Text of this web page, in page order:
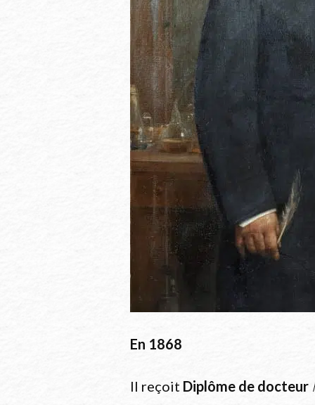
En 1868
Il reçoit Diplôme de docteur